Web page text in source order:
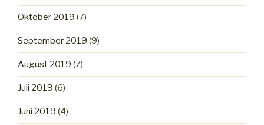
Oktober 2019 (7)
September 2019 (9)
August 2019 (7)
Juli 2019 (6)
Juni 2019 (4)